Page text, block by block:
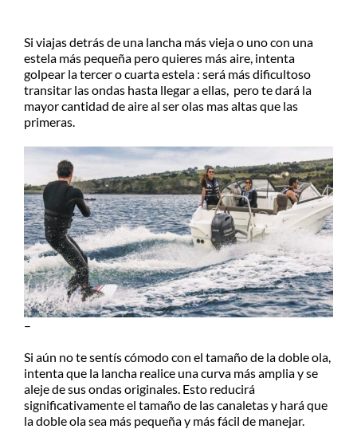
Si viajas detrás de una lancha más vieja o uno con una
estela más pequeña pero quieres más aire, intenta
golpear la tercer o cuarta estela : será más dificultoso
transitar las ondas hasta llegar a ellas, pero te dará la
mayor cantidad de aire al ser olas mas altas que las
primeras.
–
Si aún no te sentís cómodo con el tamaño de la doble ola,
intenta que la lancha realice una curva más amplia y se
aleje de sus ondas originales. Esto reducirá
significativamente el tamaño de las canaletas y hará que
la doble ola sea más pequeña y más fácil de manejar.